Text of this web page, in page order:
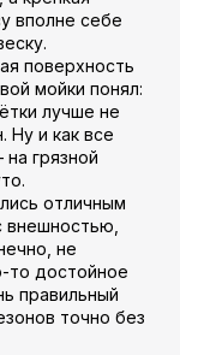
вполне себе
поверхность
мойки понял:
лучше не
Ну и как все
грязной
отличным
не
то достойное
правильный
точно без